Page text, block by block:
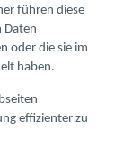
führen diese
Daten
oder die sie im
haben.
effizienter zu